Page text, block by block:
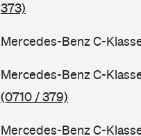
373)
Mercedes-Benz C-
Mercedes-Benz C-
(0710 / 379)
Mercedes-Benz C-